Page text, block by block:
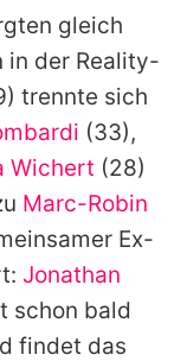
gleich
in der Reality-
trennte sich
(33),
Wichert (28)
Marc-Robin
Ex-
Jonathan
schon bald
findet das